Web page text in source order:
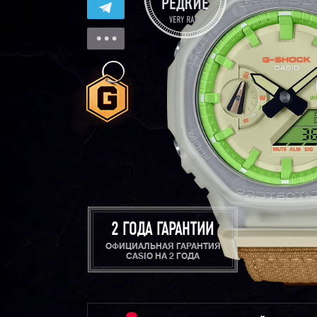
2 ГОДА ГАРАНТИИ
ОФИЦИАЛЬНАЯ ГАРАНТИЯ
CASIO НА 2 ГОДА